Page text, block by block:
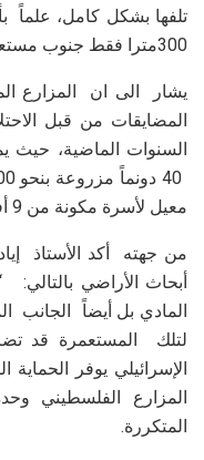
تلفها بشكل كامل، علماً
300مترا فقط جنوب مستعمرة ” عادي عاد”.
يشار الى ان المزارع
المضايقات من قبل
السنوات الماضية،
معيل لأسرة مكونة من 9 أفراد.
من جهته أكد الأستاذ
أبحاث الأراضي
المادي بل أيضاً الجانب
لتلك المستعمرة قد
الإسرائيلي يوفر
المزارع الفلسطيني
المتكررة.